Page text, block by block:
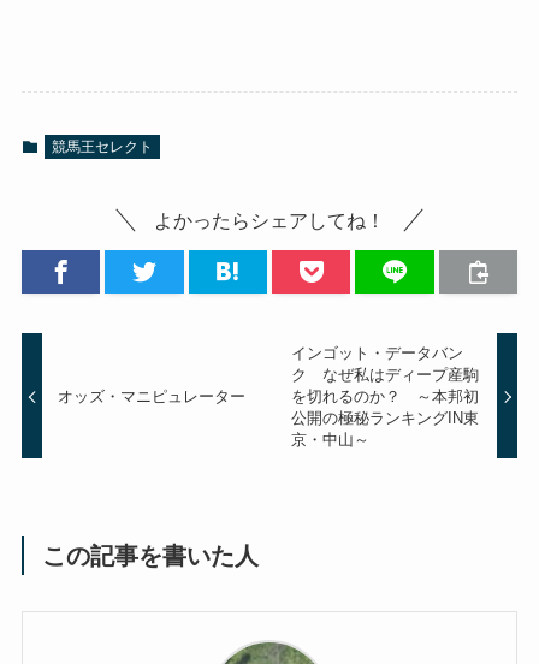
競馬王セレクト
よかったらシェアしてね！
オッズ・マニピュレーター
インゴット・データバン
ク なぜ私はディープ産駒
を切れるのか？ ～本邦初
公開の極秘ランキングIN東
京・中山～
この記事を書いた人